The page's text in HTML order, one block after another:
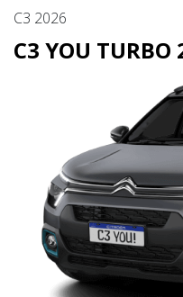
C3 2026
C3 YOU